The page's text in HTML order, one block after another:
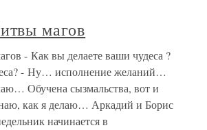
магов
- Как вы делаете ваши чудеса ?
- Ну… исполнение желаний…
Обучена сызмальства, вот и
как я делаю… Аркадий и Борис
начинается в